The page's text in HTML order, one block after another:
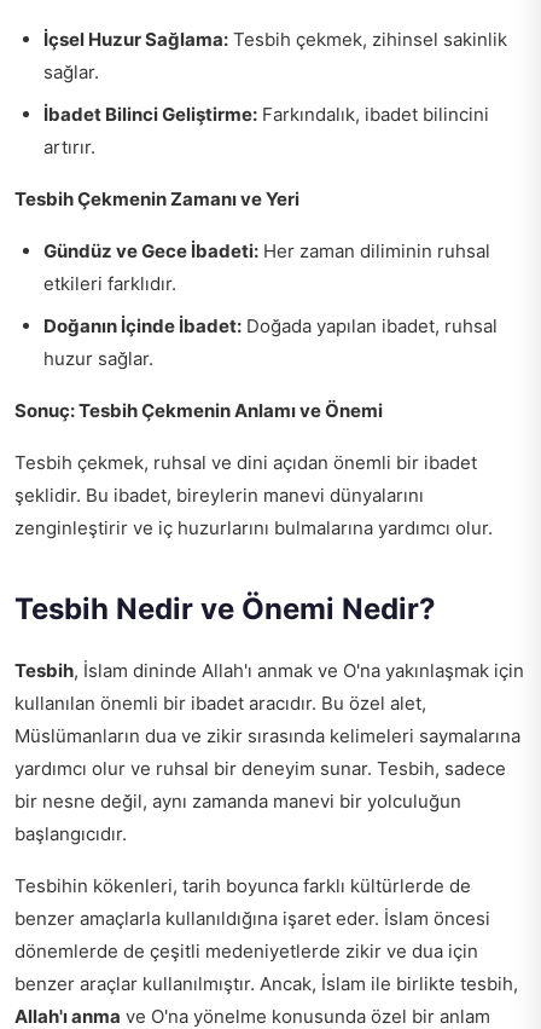
İçsel Huzur Sağlama: Tesbih çekmek, zihinsel sakinlik
sağlar.
İbadet Bilinci Geliştirme: Farkındalık, ibadet bilincini
artırır.
Tesbih Çekmenin Zamanı ve Yeri
Gündüz ve Gece İbadeti: Her zaman diliminin ruhsal
etkileri farklıdır.
Doğanın İçinde İbadet: Doğada yapılan ibadet, ruhsal
huzur sağlar.
Sonuç: Tesbih Çekmenin Anlamı ve Önemi
Tesbih çekmek, ruhsal ve dini açıdan önemli bir ibadet
şeklidir. Bu ibadet, bireylerin manevi dünyalarını
zenginleştirir ve iç huzurlarını bulmalarına yardımcı olur.
Tesbih Nedir ve Önemi Nedir?
Tesbih, İslam dininde Allah'ı anmak ve O'na yakınlaşmak için
kullanılan önemli bir ibadet aracıdır. Bu özel alet,
Müslümanların dua ve zikir sırasında kelimeleri saymalarına
yardımcı olur ve ruhsal bir deneyim sunar. Tesbih, sadece
bir nesne değil, aynı zamanda manevi bir yolculuğun
başlangıcıdır.
Tesbihin kökenleri, tarih boyunca farklı kültürlerde de
benzer amaçlarla kullanıldığına işaret eder. İslam öncesi
dönemlerde de çeşitli medeniyetlerde zikir ve dua için
benzer araçlar kullanılmıştır. Ancak, İslam ile birlikte tesbih,
Allah'ı anma ve O'na yönelme konusunda özel bir anlam